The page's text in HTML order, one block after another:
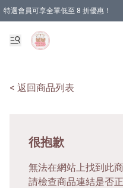
特選會員可享全單低至 8 折優惠！
< 返回商品列表
很抱歉
無法在網站上找到此
請檢查商品連結是否正